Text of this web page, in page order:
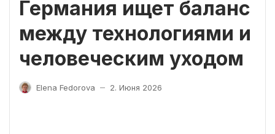
Германия ищет баланс
между технологиями и
человеческим уходом
Elena Fedorova — 2. Июня 2026